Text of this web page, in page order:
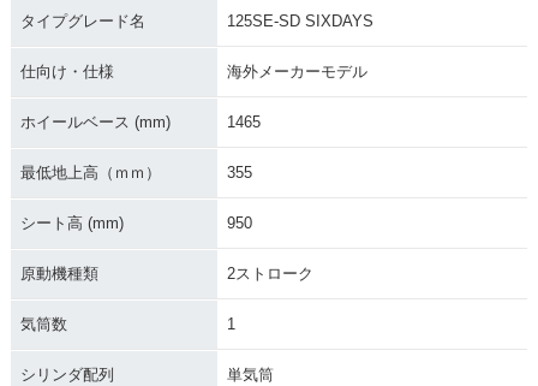
タイプグレード名 125SE-SD SIXDAYS
仕向け・仕様 海外メーカーモデル
ホイールベース (mm) 1465
最低地上高（ｍｍ） 355
シート高 (mm) 950
原動機種類 2ストローク
気筒数 1
シリンダ配列 単気筒